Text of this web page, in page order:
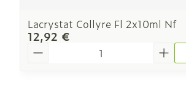
Lacrystat Collyre Fl 2x10ml Nf
12,92 €